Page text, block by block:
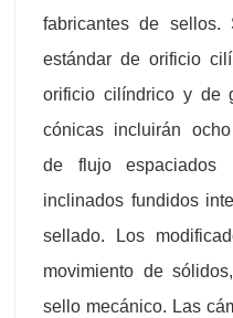
fabricantes de sellos.
estándar de orificio
orificio cilíndrico y de
cónicas incluirán
de flujo espaciados
inclinados fundidos
sellado. Los
movimiento de
sello mecánico. Las